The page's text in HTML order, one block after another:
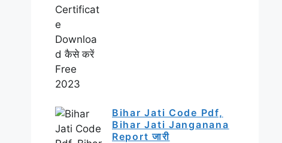
Bihar Jati Code Pdf,
Bihar Jati Janganana
Report जारी